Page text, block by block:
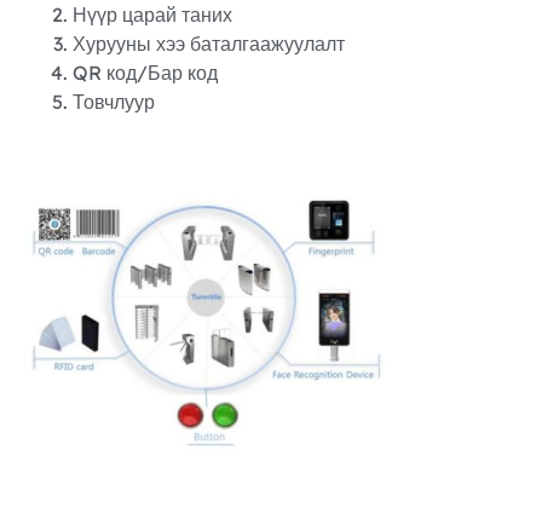
Нүүр царай таних
Хурууны хээ баталгаажуулалт
QR код/Бар код
Товчлуур